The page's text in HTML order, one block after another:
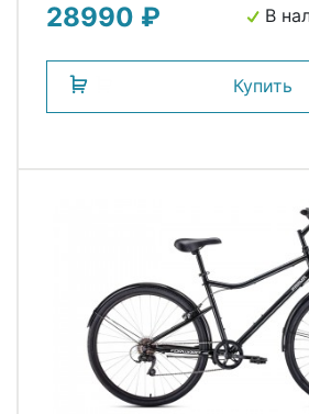
28990 ₽ В
Купить